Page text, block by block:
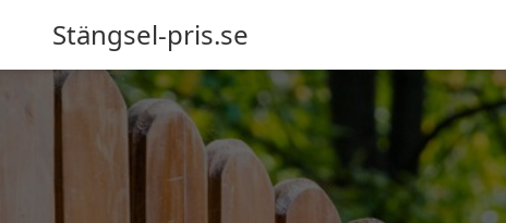
Stängsel-pris.se